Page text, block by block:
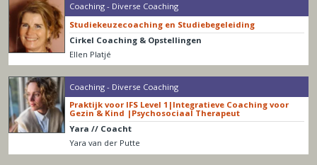
Coaching - Diverse Coaching
Studiekeuzecoaching en Studiebegeleiding
Cirkel Coaching & Opstellingen
Ellen Platjé
Coaching - Diverse Coaching
Praktijk voor IFS Level 1|Integratieve Coaching voor
Gezin & Kind |Psychosociaal Therapeut
Yara // Coacht
Yara van der Putte